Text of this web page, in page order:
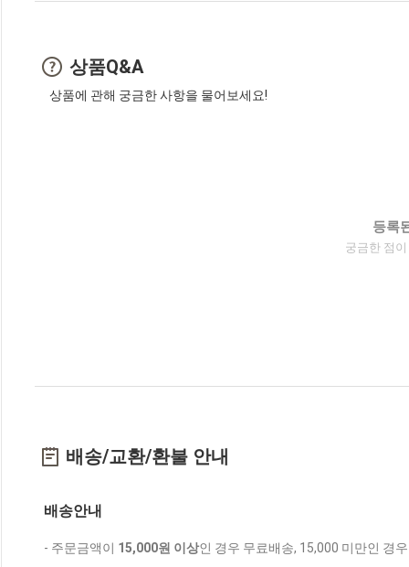
상품Q&A
상품에 관해 궁금한 사항을 물어보세요!
등록
궁금한 점
배송/교환/환불 안내
배송안내
- 주문금액이 15,000원 이상인 경우 무료배송, 15,000 미만인 경